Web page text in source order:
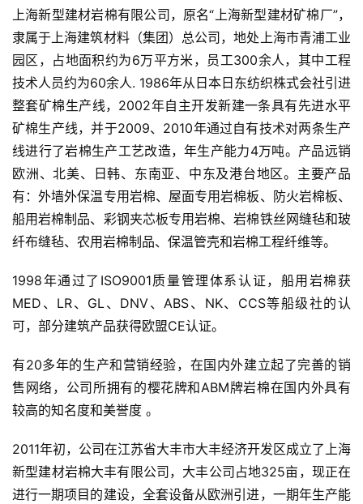
上海新型建材岩棉有限公司，原名“上海新型建材矿棉厂”，
隶属于上海建筑材料（集团）总公司，地处上海市青浦工业
园区，占地面积约为6万平方米，员工300余人，其中工程
技术人员约为60余人. 1986年从日本日东纺织株式会社引进
整套矿棉生产线，2002年自主开发新建一条具有先进水平
矿棉生产线，并于2009、2010年通过自有技术对两条生产
线进行了岩棉生产工艺改造，年生产能力4万吨。产品远销
欧洲、北美、日韩、东南亚、中东及港台地区。主要产品
有：外墙外保温专用岩棉、屋面专用岩棉板、防火岩棉板、
船用岩棉制品、彩钢夹芯板专用岩棉、岩棉铁丝网缝毡和玻
纤布缝毡、农用岩棉制品、保温管壳和岩棉工程纤维等。
1998年通过了ISO9001质量管理体系认证，船用岩棉获
MED、LR、GL、DNV、ABS、NK、CCS等船级社的认
可，部分建筑产品获得欧盟CE认证。
有20多年的生产和营销经验，在国内外建立起了完善的销
售网络，公司所拥有的樱花牌和ABM牌岩棉在国内外具有
较高的知名度和美誉度 。
2011年初，公司在江苏省大丰市大丰经济开发区成立了上海
新型建材岩棉大丰有限公司，大丰公司占地325亩，现正在
进行一期项目的建设，全套设备从欧洲引进，一期年生产能